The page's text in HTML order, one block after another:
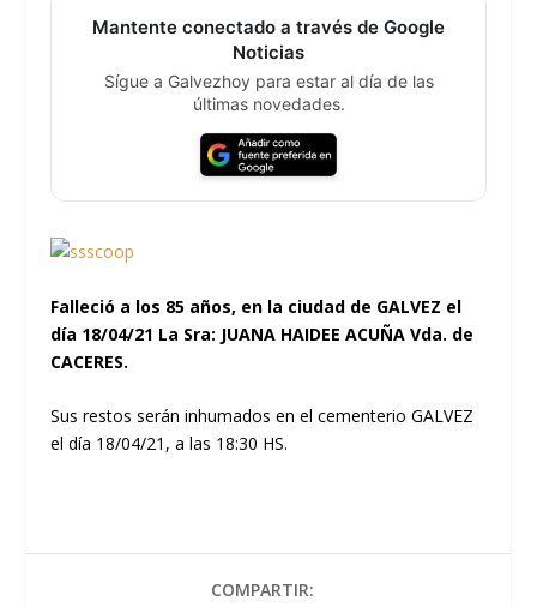
Mantente conectado a través de Google
Noticias
Sígue a Galvezhoy para estar al día de las
últimas novedades.
Falleció a los 85 años, en la ciudad de GALVEZ el
día 18/04/21 La Sra: JUANA HAIDEE ACUÑA Vda. de
CACERES.
Sus restos serán inhumados en el cementerio GALVEZ
el día 18/04/21, a las 18:30 HS.
COMPARTIR: